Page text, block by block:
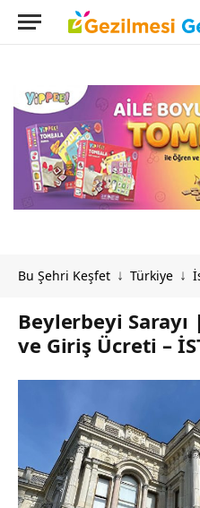
Bu Şehri Keşfet ↓ Türkiye ↓
Beylerbeyi
ve Giriş Ücreti –